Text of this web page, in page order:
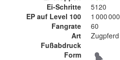
Ei-Schritte
5120
EP auf Level 100
1 000 000
Fangrate
60
Art
Zugpferd
Fußabdruck
Form